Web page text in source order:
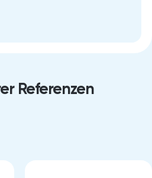
Referenzen